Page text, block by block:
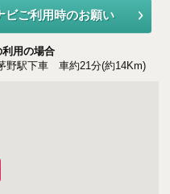
ビご利用時のお願い
用の場合
野駅下車 車約21分(約14Km)